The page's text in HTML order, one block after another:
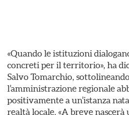
«Quando le istituzioni
concreti per il territorio», ha
Salvo Tomarchio,
l’amministrazione regionale
positivamente a un’istanza
realtà locale. «A breve